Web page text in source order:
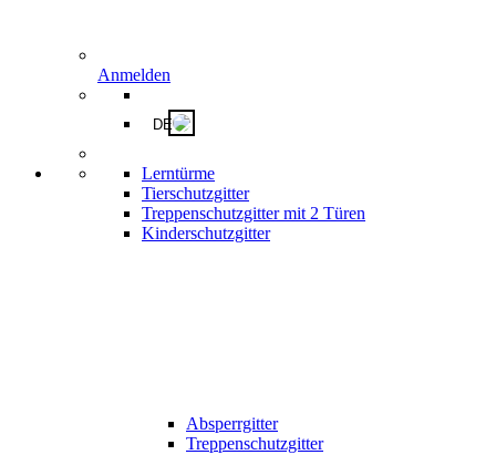
Anmelden
DE
Lerntürme
Tierschutzgitter
Treppenschutzgitter mit 2 Türen
Kinderschutzgitter
Absperrgitter
Treppenschutzgitter